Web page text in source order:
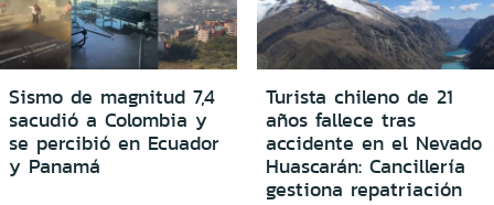
Sismo de magnitud 7,4
sacudió a Colombia y
se percibió en Ecuador
y Panamá
Turista chileno de 21
años fallece tras
accidente en el Nevado
Huascarán: Cancillería
gestiona repatriación